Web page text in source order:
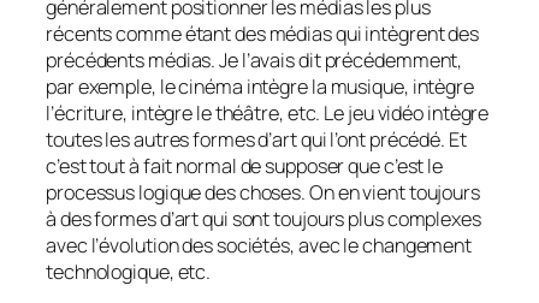
généralement positionner les médias les plus
récents comme étant des médias qui intègrent des
précédents médias. Je l’avais dit précédemment,
par exemple, le cinéma intègre la musique, intègre
l’écriture, intègre le théâtre, etc. Le jeu vidéo intègre
toutes les autres formes d’art qui l’ont précédé. Et
c’est tout à fait normal de supposer que c’est le
processus logique des choses. On en vient toujours
à des formes d’art qui sont toujours plus complexes
avec l’évolution des sociétés, avec le changement
technologique, etc.